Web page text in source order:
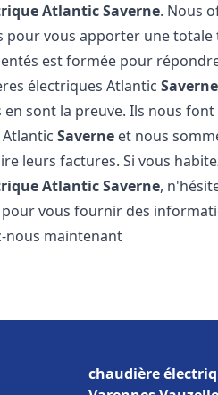
AtlanticSaverne. Nous
pour vous apporter une
est formée pour
électriques AtlanticSaverne
sont la preuve. Ils nous
AtlanticSaverne et nous
leurs factures. Si vous
AtlanticSaverne,
vous fournir des
nous maintenant
chaudière